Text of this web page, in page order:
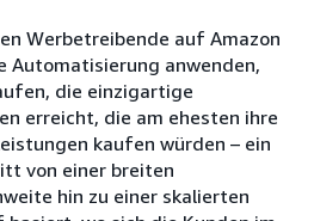
Werbetreibende auf Amazon
Automatisierung anwenden,
die einzigartige
erreicht, die am ehesten ihre
kaufen würden – ein
von einer breiten
hin zu einer skalierten